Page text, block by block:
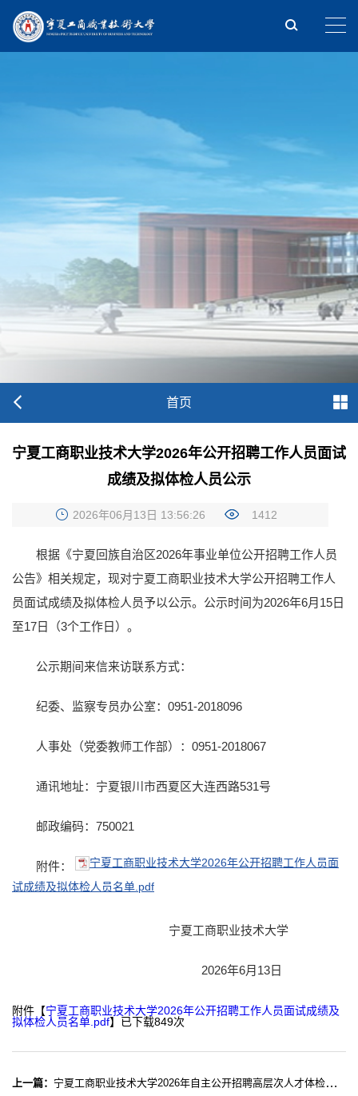
首页
宁夏工商职业技术大学2026年公开招聘工作人员面试
成绩及拟体检人员公示
2026年06月13日 13:56:26 1412
根据《宁夏回族自治区2026年事业单位公开招聘工作人员
公告》相关规定，现对宁夏工商职业技术大学公开招聘工作人
员面试成绩及拟体检人员予以公示。公示时间为2026年6月15日
至17日（3个工作日）。
公示期间来信来访联系方式：
纪委、监察专员办公室：0951-2018096
人事处（党委教师工作部）：0951-2018067
通讯地址：宁夏银川市西夏区大连西路531号
邮政编码：750021
附件：
宁夏工商职业技术大学2026年公开招聘工作人员面
试成绩及拟体检人员名单.pdf
宁夏工商职业技术大学
2026年6月13日
附件【宁夏工商职业技术大学2026年公开招聘工作人员面试成绩及
拟体检人员名单.pdf】已下载849次
上一篇： 宁夏工商职业技术大学2026年自主公开招聘高层次人才体检递补人员公示